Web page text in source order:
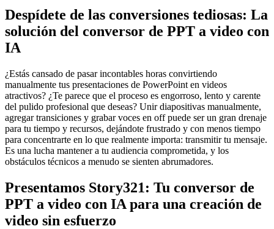
Despídete de las conversiones tediosas: La
solución del conversor de PPT a video con
IA
¿Estás cansado de pasar incontables horas convirtiendo
manualmente tus presentaciones de PowerPoint en videos
atractivos? ¿Te parece que el proceso es engorroso, lento y carente
del pulido profesional que deseas? Unir diapositivas manualmente,
agregar transiciones y grabar voces en off puede ser un gran drenaje
para tu tiempo y recursos, dejándote frustrado y con menos tiempo
para concentrarte en lo que realmente importa: transmitir tu mensaje.
Es una lucha mantener a tu audiencia comprometida, y los
obstáculos técnicos a menudo se sienten abrumadores.
Presentamos Story321: Tu conversor de
PPT a video con IA para una creación de
video sin esfuerzo